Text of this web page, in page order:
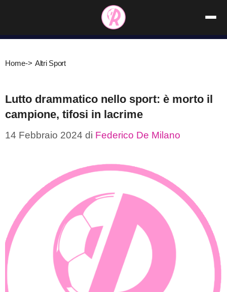
contenuto
Home-> Altri Sport
Lutto drammatico nello sport: è morto il
campione, tifosi in lacrime
14 Febbraio 2024 di Federico De Milano